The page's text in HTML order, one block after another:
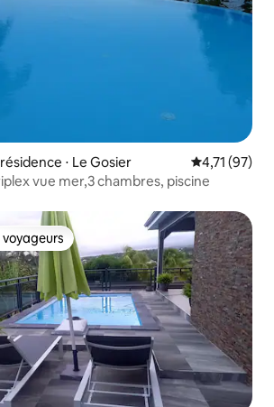
⋅ Le Gosier Évaluation
4,71 (97)
vue mer,3 chambres, piscine
les plus appréciés